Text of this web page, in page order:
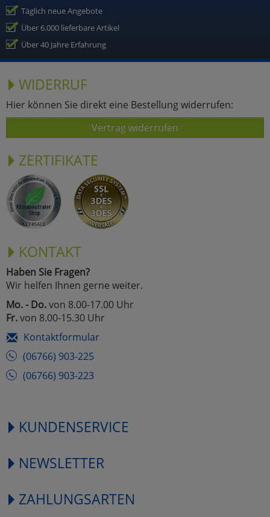
Täglich neue Angebote
Über 6.000 lieferbare Artikel
Über 40 Jahre Erfahrung
WIDERRUF
Hier können Sie direkt eine Bestellung widerrufen:
Vertrag widerrufen
ZERTIFIKATE
KONTAKT
Haben Sie Fragen?
Wir helfen Ihnen gerne weiter.
Mo. - Do.von 8.00-17.00 Uhr
Fr.von 8.00-15.30 Uhr
Kontaktformular
(06766) 903-225
(06766) 903-223
KUNDENSERVICE
NEWSLETTER
ZAHLUNGSARTEN